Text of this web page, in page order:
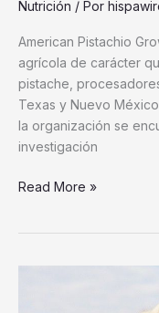
Nutrición / Por
American Pistachio
agrícola de carácter
pistache,
Texas y Nuevo
la organización se
investigación
versátil
Read More »